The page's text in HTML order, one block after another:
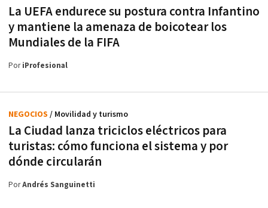
La UEFA endurece su postura contra Infantino
y mantiene la amenaza de boicotear los
Mundiales de la FIFA
PoriProfesional
La Ciudad lanza triciclos eléctricos para
turistas: cómo funciona el sistema y por
dónde circularán
NEGOCIOS / Movilidad y turismo
PorAndrés Sanguinetti